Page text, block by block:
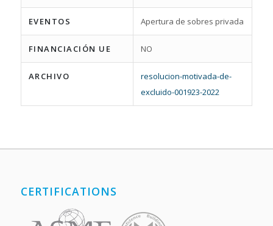
EVENTOS Apertura de sobres privada
FINANCIACIÓN UE NO
ARCHIVO
resolucion-motivada-de-
excluido-001923-2022
CERTIFICATIONS